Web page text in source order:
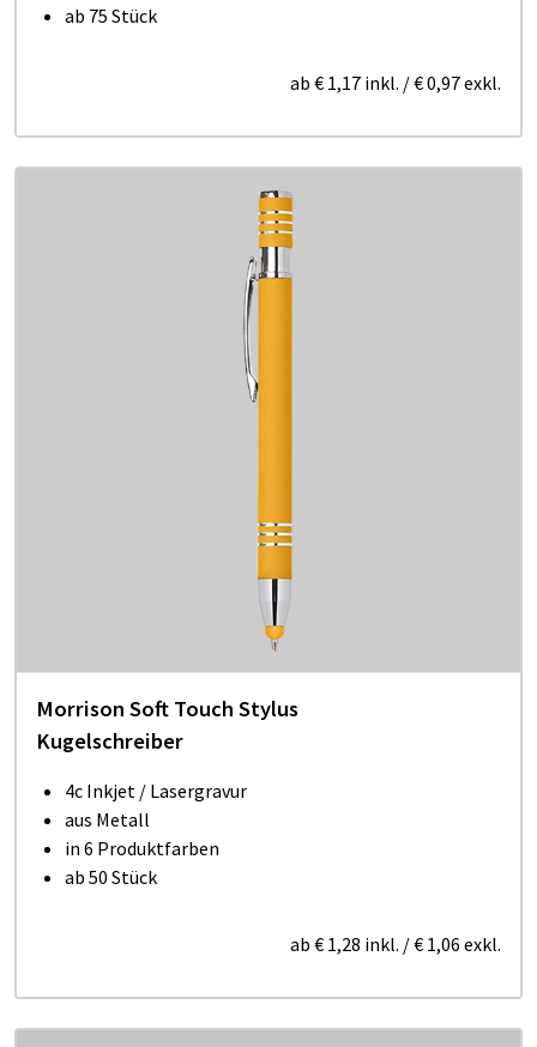
ab 75 Stück
ab € 1,17 inkl. /€ 0,97exkl.
Morrison Soft Touch Stylus
Kugelschreiber
4c Inkjet / Lasergravur
aus Metall
in 6 Produktfarben
ab 50 Stück
ab € 1,28 inkl. /€ 1,06 exkl.